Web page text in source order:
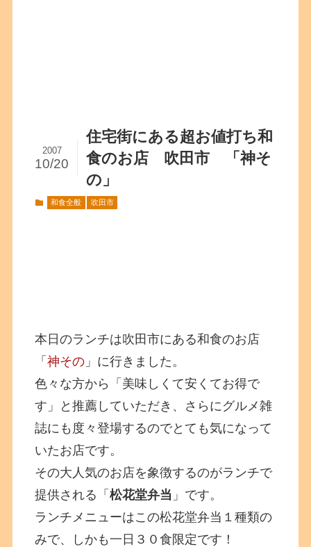
住宅街にある超お値打ち和
食のお店 吹田市 「神そ
の」
2007
10/20
和食全般 吹田市
本日のランチは吹田市にある和食のお店
「神その 」に行きました。
色々な方から「美味しくて安くてお得で
す」と推薦していただき、さらにグルメ雑
誌にも度々登場するのでとても気になって
いたお店です。
その大人気のお店を象徴するのがランチで
提供される「松花堂弁当 」です。
ランチメニューはこの松花堂弁当１種類の
みで、しかも一日３０食限定です！